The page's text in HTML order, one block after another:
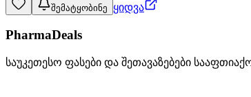
შემატყობინე ყიდვა
PharmaDeals
საუკეთესო ფასები და შეთავაზებები